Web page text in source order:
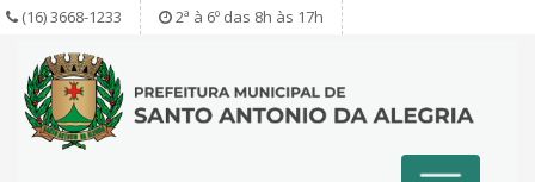
(16) 3668-1233 2ª à 6º das 8h às 17h